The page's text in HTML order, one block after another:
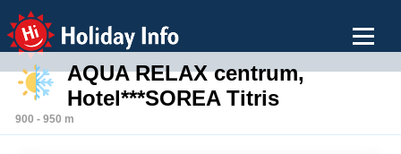
Holiday Info
AQUA RELAX centrum,
Hotel***SOREA Titris
900 - 950 m